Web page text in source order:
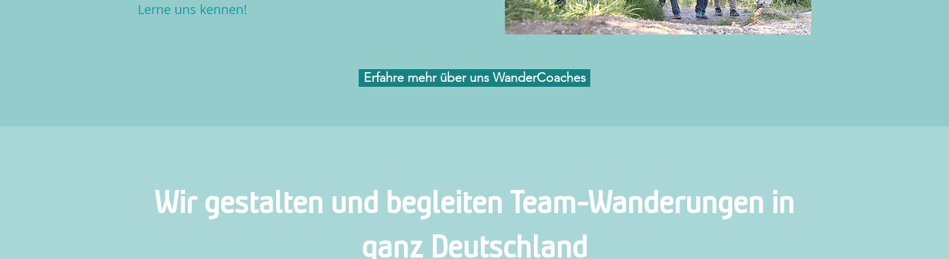
Lerne uns kennen!
Erfahre mehr über uns WanderCoaches
Wir gestalten und begleiten Team-Wanderungen in
ganz Deutschland